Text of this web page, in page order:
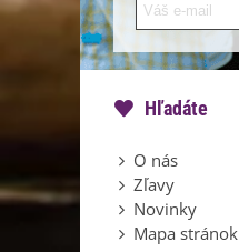
Hľadáte
O nás
Zľavy
Novinky
Mapa stránok